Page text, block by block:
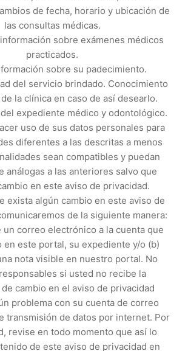
de fecha, horario y ubicación de
las consultas médicas.
sobre exámenes médicos
practicados.
sobre su padecimiento.
del servicio brindado. Conocimiento
la clínica en caso de así desearlo.
expediente médico y odontológico.
uso de sus datos personales para
diferentes a las descritas a menos
sean compatibles y puedan
análogas a las anteriores salvo que
en este aviso de privacidad.
exista algún cambio en este aviso de
de la siguiente manera:
un correo electrónico a la cuenta que
en este portal, su expediente y/o (b)
nota visible en nuestro portal. No
si usted no recibe la
cambio en el aviso de privacidad
problema con su cuenta de correo
transmisión de datos por internet. Por
revise en todo momento que así lo
de este aviso de privacidad en